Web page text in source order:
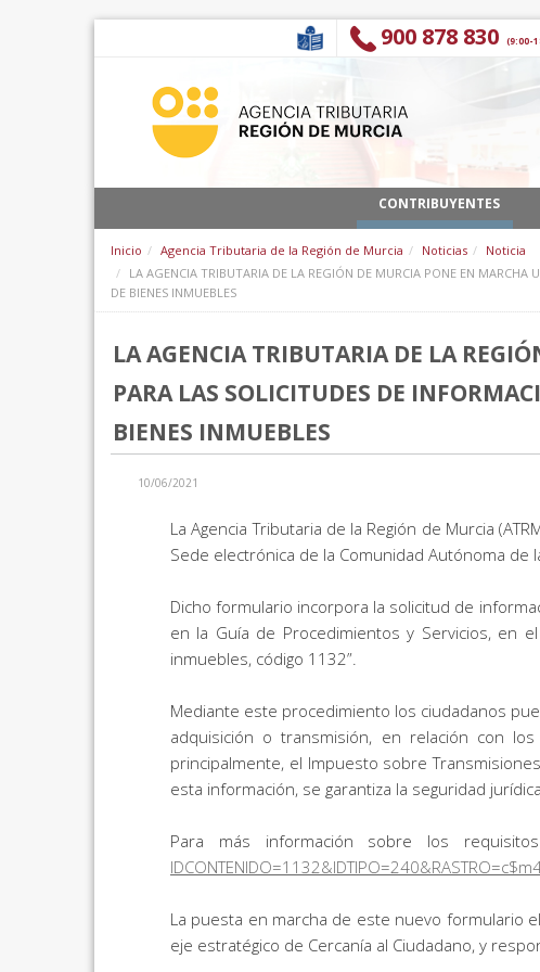
900 878 830 (9:00-
CONTRIBUYENTES
Inicio Agencia Tributaria de la Región de Murcia Noticias
Noticia
LA AGENCIA TRIBUTARIA DE LA REGIÓN DE MURCIA PONE EN
DE BIENES INMUEBLES
LA AGENCIA TRIBUTARIA DE LA
PARA LAS SOLICITUDES DE
BIENES INMUEBLES
10/06/2021
La Agencia Tributaria de la Región de Murcia
Sede electrónica de la Comunidad Autónoma de
Dicho formulario incorpora la solicitud de
en la Guía de Procedimientos y Servicios, en
inmuebles, código 1132”.
Mediante este procedimiento los ciudadanos
adquisición o transmisión, en relación con
principalmente, el Impuesto sobre
esta información, se garantiza la seguridad
Para más información sobre los
La puesta en marcha de este nuevo formulario
eje estratégico de Cercanía al Ciudadano, y